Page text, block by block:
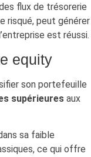
flux de trésorerie
risqué, peut générer
est réussi.
equity
son portefeuille
supérieures aux
sa faible
ce qui offre